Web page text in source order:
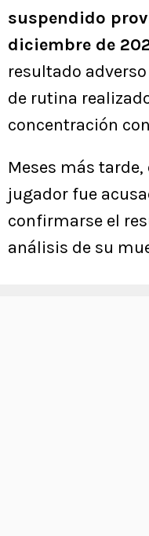
suspendido
diciembre de
resultado
de rutina
concentración
Meses más
jugador fue
confirmarse el
análisis de su